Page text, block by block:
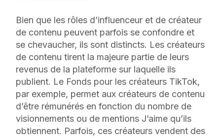
Bien que les rôles d’influenceur et de créateur
de contenu peuvent parfois se confondre et
se chevaucher, ils sont distincts. Les créateurs
de contenu tirent la majeure partie de leurs
revenus de la plateforme sur laquelle ils
publient. Le Fonds pour les créateurs TikTok,
par exemple, permet aux créateurs de contenu
d’être rémunérés en fonction du nombre de
visionnements ou de mentions J’aime qu’ils
obtiennent. Parfois, ces créateurs vendent des